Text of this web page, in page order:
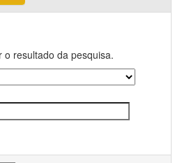
o resultado da pesquisa.